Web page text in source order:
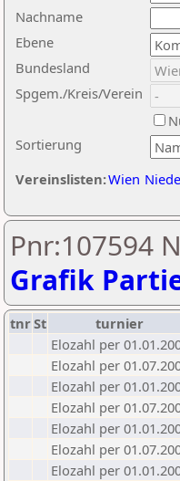
Nachname
Ebene
Sortierung
Bundesland
Spgem./Kreis/Verein
Vereinslisten:Wien
Pnr:107594
Grafik
tnrSt turnier
Elozahl per
Elozahl per
Elozahl per
Elozahl per
Elozahl per
Elozahl per
Elozahl per